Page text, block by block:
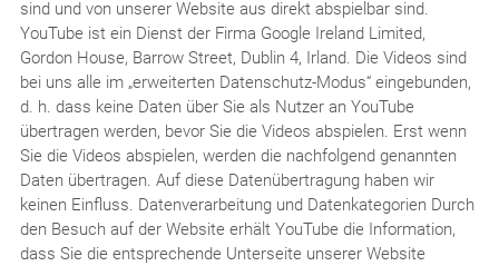
sind und von unserer Website aus direkt abspielbar sind.
YouTube ist ein Dienst der Firma Google Ireland Limited,
Gordon House, Barrow Street, Dublin 4, Irland. Die Videos sind
bei uns alle im „erweiterten Datenschutz-Modus“ eingebunden,
d. h. dass keine Daten über Sie als Nutzer an YouTube
übertragen werden, bevor Sie die Videos abspielen. Erst wenn
Sie die Videos abspielen, werden die nachfolgend genannten
Daten übertragen. Auf diese Datenübertragung haben wir
keinen Einfluss. Datenverarbeitung und Datenkategorien Durch
den Besuch auf der Website erhält YouTube die Information,
dass Sie die entsprechende Unterseite unserer Website